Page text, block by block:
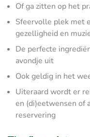
Of ga zitten op het
Sfeervolle plek met
gezelligheid en
De perfecte
avondje uit
Ook geldig in het
Uiteraard wordt er
en (di)eetwensen of
reservering